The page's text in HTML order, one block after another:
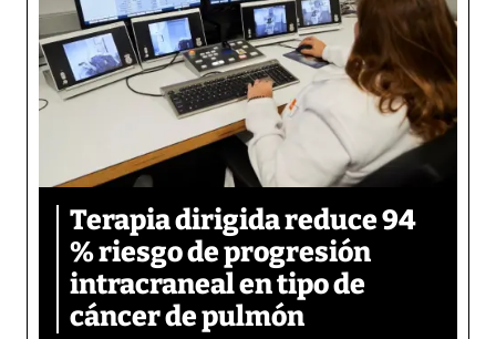
Terapia dirigida reduce 94
% riesgo de progresión
intracraneal en tipo de
cáncer de pulmón